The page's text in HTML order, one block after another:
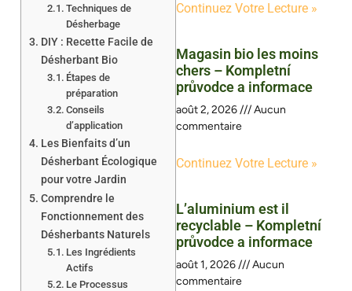
Techniques de
Désherbage
DIY : Recette Facile de
Désherbant Bio
Étapes de
préparation
Conseils
d’application
Les Bienfaits d’un
Désherbant Écologique
pour votre Jardin
Comprendre le
Fonctionnement des
Désherbants Naturels
Les Ingrédients
Actifs
Le Processus
Continuez Votre Lecture »
Magasin bio les moins
chers – Kompletní
průvodce a informace
août 2, 2026
Aucun
commentaire
Continuez Votre Lecture »
L’aluminium est il
recyclable – Kompletní
průvodce a informace
août 1, 2026
Aucun
commentaire